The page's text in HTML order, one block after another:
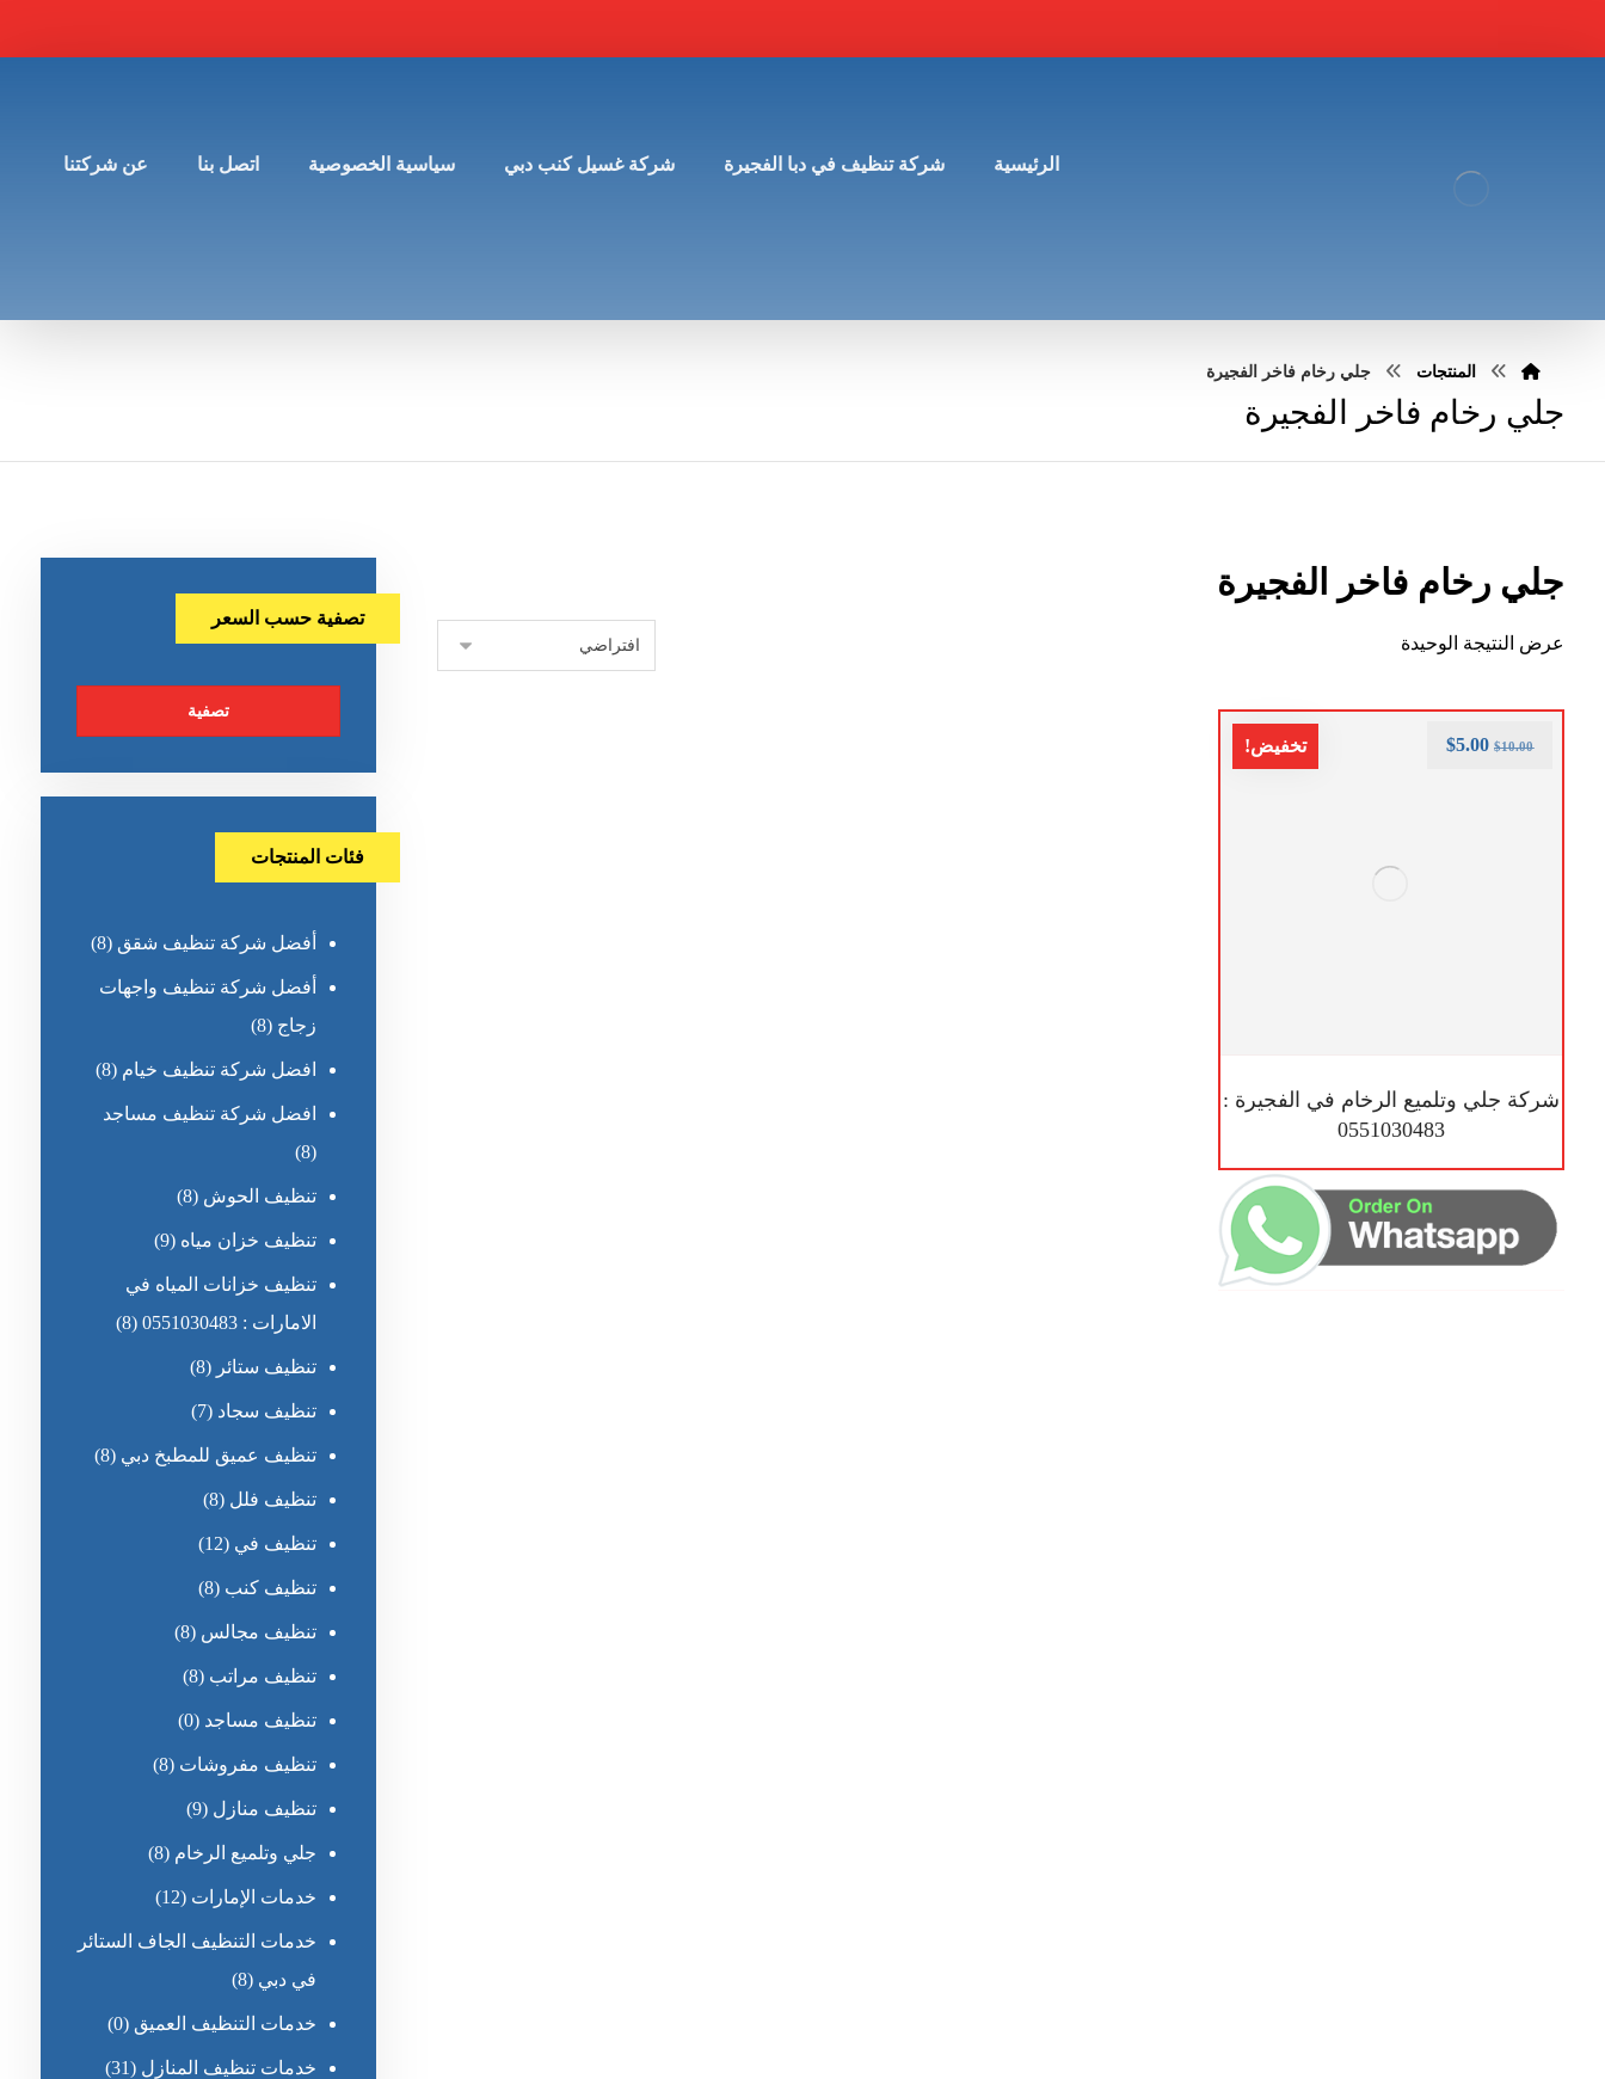
الرئيسية شركة تنظيف في دبا الفجيرة شركة غسيل كنب دبي سياسية الخصوصية اتصل بنا عن شركتنا
المنتجات جلي رخام فاخر الفجيرة
جلي رخام فاخر الفجيرة
جلي رخام فاخر الفجيرة
عرض النتيجة الوحيدة
تخفيض!
شركة جلي وتلميع الرخام في الفجيرة :
0551030483
$10.00
$5.00
تصفية حسب السعر
تصفية
فئات المنتجات
أفضل شركة تنظيف شقق (8)
أفضل شركة تنظيف واجهات
زجاج (8)
افضل شركة تنظيف خيام (8)
افضل شركة تنظيف مساجد
(8)
تنظيف الحوش (8)
تنظيف خزان مياه (9)
تنظيف خزانات المياه في
الامارات : 0551030483
(8)
تنظيف ستائر (8)
تنظيف سجاد (7)
تنظيف عميق للمطبخ دبي (8)
تنظيف فلل (8)
تنظيف في (12)
تنظيف كنب (8)
تنظيف مجالس (8)
تنظيف مراتب (8)
تنظيف مساجد (0)
تنظيف مفروشات (8)
تنظيف منازل (9)
جلي وتلميع الرخام (8)
خدمات الإمارات (12)
خدمات التنظيف الجاف الستائر
في دبي (8)
خدمات التنظيف العميق (0)
خدمات تنظيف المنازل (31)